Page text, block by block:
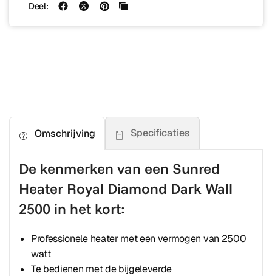
Deel:
Omschrijving Specificaties
De kenmerken van een Sunred
Heater Royal Diamond Dark Wall
2500 in het kort:
Professionele heater met een vermogen van 2500
watt
Te bedienen met de bijgeleverde